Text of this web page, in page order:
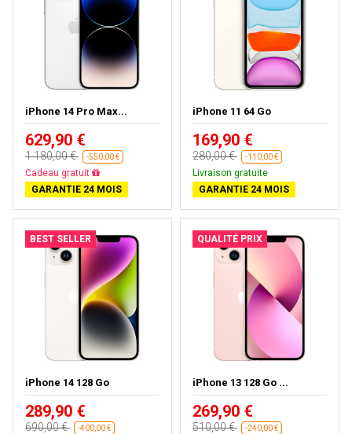
iPhone 14 Pro Max...
629,90 €
1 180,00 € -550,00 €
Livraison gratuite
GARANTIE 24 MOIS
iPhone 11 64 Go
169,90 €
280,00 € -110,00 €
Livraison gratuite
GARANTIE 24 MOIS
BEST SELLER
iPhone 14 128 Go
289,90 €
690,00 € -400,00 €
QUALITÉ PRIX
iPhone 13 128 Go ...
269,90 €
510,00 € -240,00 €